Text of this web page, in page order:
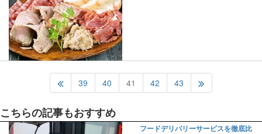
39 40 41 42 43
こちらの記事もおすすめ
フードデリバリーサービスを徹底比